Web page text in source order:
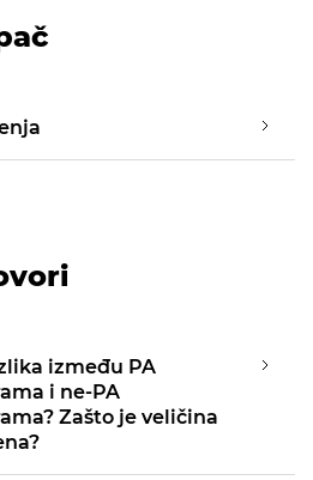
između PA
i ne-PA
Zašto je veličina